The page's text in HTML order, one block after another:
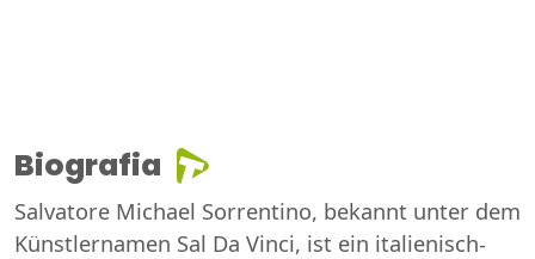
Biografia
Salvatore Michael Sorrentino, bekannt unter dem
Künstlernamen Sal Da Vinci, ist ein italienisch-